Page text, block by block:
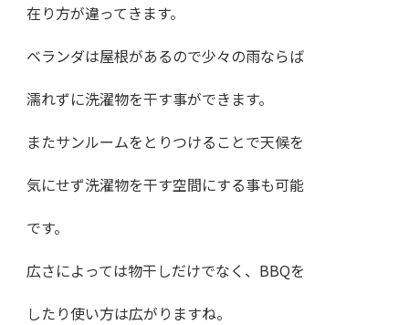
在り方が違ってきます。
ベランダは屋根があるので少々の雨ならば
濡れずに洗濯物を干す事ができます。
またサンルームをとりつけることで天候を
気にせず洗濯物を干す空間にする事も可能
です。
広さによっては物干しだけでなく、BBQを
したり使い方は広がりますね。